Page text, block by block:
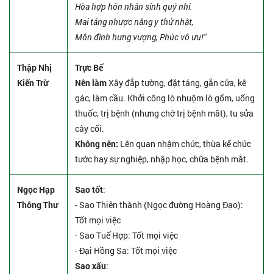
Hòa hợp hôn nhân sinh quý nhi.
Mai táng nhược năng y thử nhật,
Môn đình hưng vượng, Phúc vô ưu!"
Thập Nhị
Kiến Trừ
Trực Bế
Nên làmXây đắp tường, đặt táng, gắn cửa, kê
gác, làm cầu. Khởi công lò nhuộm lò gốm, uống
thuốc, trị bệnh (nhưng chớ trị bệnh mắt), tu sửa
cây cối.
Không nên: Lên quan nhậm chức, thừa kế chức
tước hay sự nghiệp, nhập học, chữa bệnh mắt.
Ngọc Hạp
Thông Thư
Sao tốt:
- Sao Thiên thành (Ngọc đường Hoàng Đạo):
Tốt mọi việc
- Sao Tuế Hợp: Tốt mọi việc
- Đại Hồng Sa: Tốt mọi việc
Sao xấu: